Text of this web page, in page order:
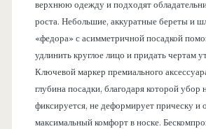
верхнюю одежду и подходят
роста. Небольшие, аккуратные береты и
«федора» с асимметричной посадкой
удлинить круглое лицо и придать чертам
Ключевой маркер премиального
глубина посадки, благодаря которой убор
фиксируется, не деформирует прическу и
максимальный комфорт в носке.